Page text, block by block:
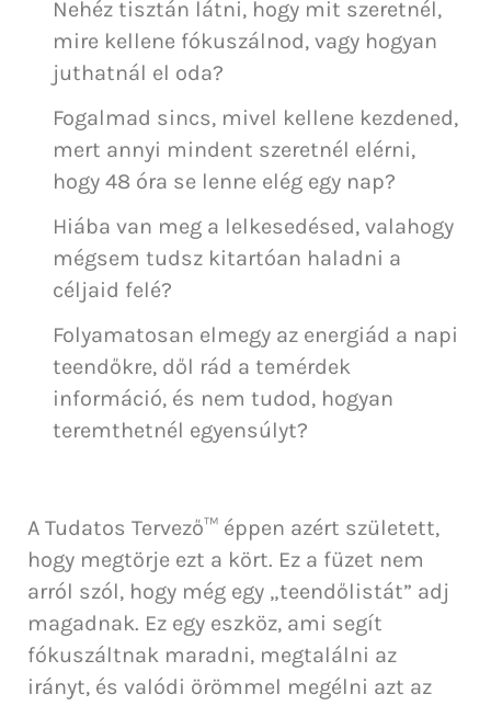
Nehéz tisztán látni, hogy mit szeretnél,
mire kellene fókuszálnod, vagy hogyan
juthatnál el oda?
Fogalmad sincs, mivel kellene kezdened,
mert annyi mindent szeretnél elérni,
hogy 48 óra se lenne elég egy nap?
Hiába van meg a lelkesedésed, valahogy
mégsem tudsz kitartóan haladni a
céljaid felé?
Folyamatosan elmegy az energiád a napi
teendőkre, dől rád a temérdek
információ, és nem tudod, hogyan
teremthetnél egyensúlyt?
A Tudatos Tervező™ éppen azért született,
hogy megtörje ezt a kört. Ez a füzet nem
arról szól, hogy még egy „teendőlistát” adj
magadnak. Ez egy eszköz, ami segít
fókuszáltnak maradni, megtalálni az
irányt, és valódi örömmel megélni azt az